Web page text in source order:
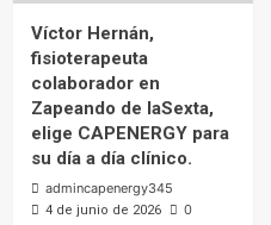
Víctor Hernán,
fisioterapeuta
colaborador en
Zapeando de laSexta,
elige CAPENERGY para
su día a día clínico.
admincapenergy345
4 de junio de 2026 0